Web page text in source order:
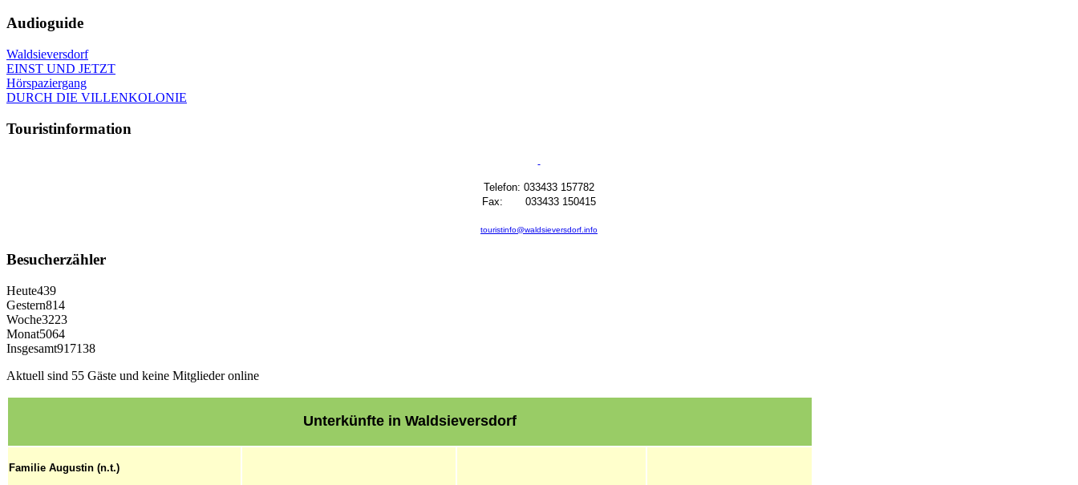
Audioguide
Waldsieversdorf
EINST UND JETZT
Hörspaziergang
DURCH DIE VILLENKOLONIE
Touristinformation
Telefon: 033433 157782
Fax: 033433 150415
touristinfo@waldsieversdorf.info
Besucherzähler
Heute439
Gestern814
Woche3223
Monat5064
Insgesamt917138
Aktuell sind 55 Gäste und keine Mitglieder online
Unterkünfte in Waldsieversdorf
Familie Augustin (n.t.)